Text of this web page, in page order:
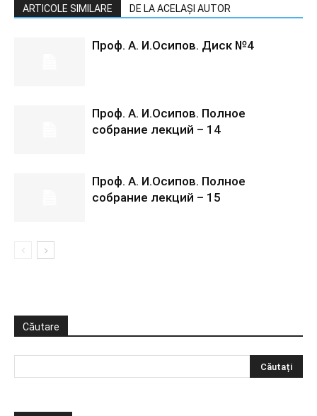
ARTICOLE SIMILARE DE LA ACELAȘI AUTOR
Проф. А. И.Осипов. Диск №4
Проф. А. И.Осипов. Полное
собрание лекций – 14
Проф. А. И.Осипов. Полное
собрание лекций – 15
Căutare